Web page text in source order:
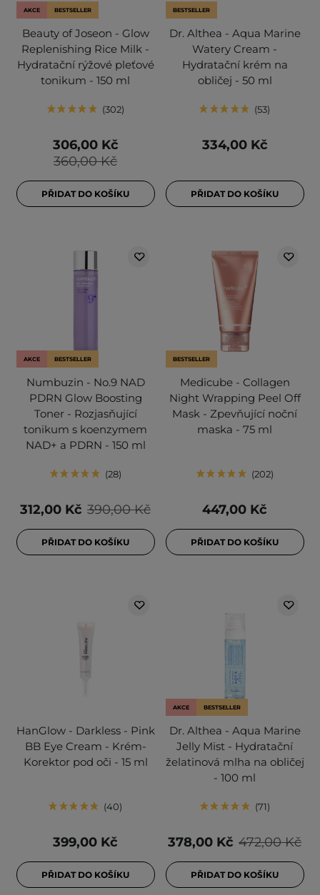
AKCE BESTSELLER
Beauty of Joseon - Glow
Replenishing Rice Milk -
Hydratační rýžové pleťové
tonikum - 150 ml
302
360,00 Kč
306,00 Kč
PŘIDAT DO KOŠÍKU
BESTSELLER
Dr. Althea - Aqua Marine
Watery Cream -
Hydratační krém na
obličej - 50 ml
53
334,00 Kč
PŘIDAT DO KOŠÍKU
AKCE BESTSELLER
Numbuzin - No.9 NAD
PDRN Glow Boosting
Toner - Rozjasňující
tonikum s koenzymem
NAD+ a PDRN - 150 ml
28
390,00 Kč
312,00 Kč
PŘIDAT DO KOŠÍKU
BESTSELLER
Medicube - Collagen
Night Wrapping Peel Off
Mask - Zpevňující noční
maska - 75 ml
202
447,00 Kč
PŘIDAT DO KOŠÍKU
HanGlow - Darkless - Pink
BB Eye Cream - Krém-
Korektor pod oči - 15 ml
40
399,00 Kč
PŘIDAT DO KOŠÍKU
AKCE BESTSELLER
Dr. Althea - Aqua Marine
Jelly Mist - Hydratační
želatinová mlha na obličej
- 100 ml
71
472,00 Kč
378,00 Kč
PŘIDAT DO KOŠÍKU